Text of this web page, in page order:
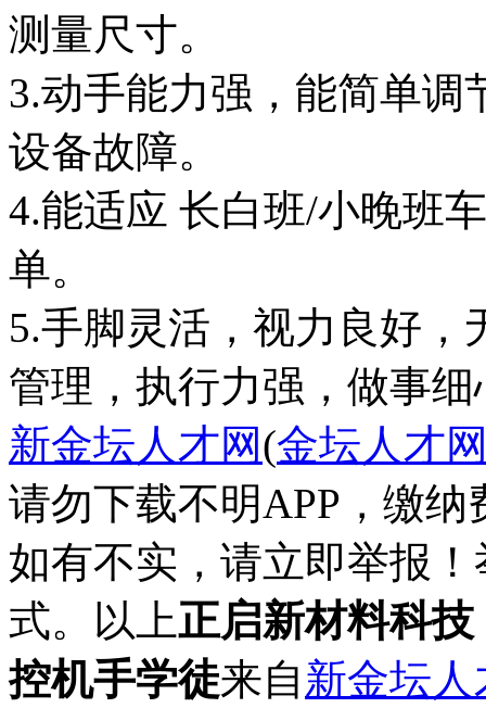
测量尺寸。
3.动手能力强，能简单
设备故障。
4.能适应 长白班/小晚班
单。
5.手脚灵活，视力良好
新金坛人才网(金坛人才
请勿下载不明APP，缴
如有不实，请立即举报
式。以上正启新材料科
控机手学徒来自新金坛人